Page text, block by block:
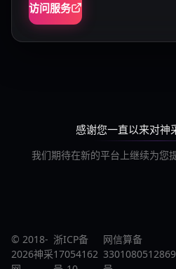
访问服务
感谢您一直以来对神
我们期待在新的平台上继续为您
© 2018-
2026神采
浙ICP备
17054162
网信算备